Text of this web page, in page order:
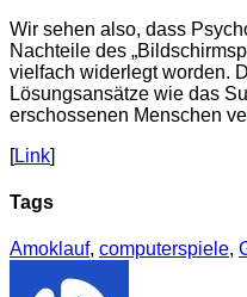
Wir sehen also, dass
Nachteile des
vielfach widerlegt worden.
Lösungsansätze wie das
erschossenen Menschen
[Link]
Tags
Amoklauf, computerspiele,